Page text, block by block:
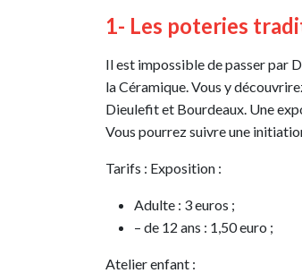
1- Les poteries
Il est impossible de passer par
la Céramique. Vous y
Dieulefit et Bourdeaux. Une
Vous pourrez suivre une
Tarifs : Exposition :
Adulte : 3 euros ;
– de 12 ans : 1,50 euro ;
Atelier enfant :